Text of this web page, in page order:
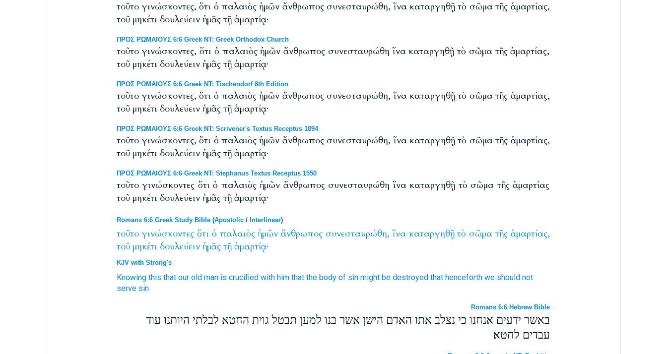
τοῦτο γινώσκοντες, ὅτι ὁ παλαιὸς ἡμῶν ἄνθρωπος συνεσταυρώθη, ἵνα καταργηθῇ τὸ σῶμα τῆς ἁμαρτίας,
τοῦ μηκέτι δουλεύειν ἡμᾶς τῇ ἁμαρτίᾳ·
ΠΡΟΣ ΡΩΜΑΙΟΥΣ 6:6 Greek NT: Greek Orthodox Church
τοῦτο γινώσκοντες, ὅτι ὁ παλαιὸς ἡμῶν ἄνθρωπος συνεσταυρώθη ἵνα καταργηθῇ τὸ σῶμα τῆς ἁμαρτίας,
τοῦ μηκέτι δουλεύειν ἡμᾶς τῇ ἁμαρτίᾳ·
ΠΡΟΣ ΡΩΜΑΙΟΥΣ 6:6 Greek NT: Tischendorf 8th Edition
τοῦτο γινώσκοντες, ὅτι ὁ παλαιὸς ἡμῶν ἄνθρωπος συνεσταυρώθη, ἵνα καταργηθῇ τὸ σῶμα τῆς ἁμαρτίας,
τοῦ μηκέτι δουλεύειν ἡμᾶς τῇ ἁμαρτίᾳ·
ΠΡΟΣ ΡΩΜΑΙΟΥΣ 6:6 Greek NT: Scrivener's Textus Receptus 1894
τοῦτο γινώσκοντες, ὅτι ὁ παλαιὸς ἡμῶν ἄνθρωπος συνεσταυρώθη, ἵνα καταργηθῇ τὸ σῶμα τῆς ἁμαρτίας,
τοῦ μηκέτι δουλεύειν ἡμᾶς τῇ ἁμαρτίᾳ·
ΠΡΟΣ ΡΩΜΑΙΟΥΣ 6:6 Greek NT: Stephanus Textus Receptus 1550
τοῦτο γινώσκοντες ὅτι ὁ παλαιὸς ἡμῶν ἄνθρωπος συνεσταυρώθη ἵνα καταργηθῇ τὸ σῶμα τῆς ἁμαρτίας
τοῦ μηκέτι δουλεύειν ἡμᾶς τῇ ἁμαρτίᾳ·
Romans 6:6 Greek Study Bible(Apostolic/ Interlinear)
τοῦτο γινώσκοντες ὅτι ὁ παλαιὸς ἡμῶν ἄνθρωπος συνεσταυρώθη, ἵνα καταργηθῇ τὸ σῶμα τῆς ἁμαρτίας,
τοῦ μηκέτι δουλεύειν ἡμᾶς τῇ ἁμαρτίᾳ·
KJV with Strong's
Knowing this that our old man is crucified with him that the body of sin might be destroyed that henceforth we should not
serve sin
Romans 6:6 Hebrew Bible
באשר ידעים אנחנו כי נצלב אתו האדם הישן אשר בנו למען תבטל גוית החטא לבלתי היותנו עוד
עבדים לחטא׃